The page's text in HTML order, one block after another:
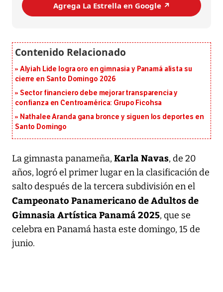
Agrega La Estrella en Google ↗️
Alyiah Lide logra oro en gimnasia y Panamá alista su
cierre en Santo Domingo 2026
Sector financiero debe mejorar transparencia y
confianza en Centroamérica: Grupo Ficohsa
Nathalee Aranda gana bronce y siguen los deportes en
Santo Domingo
La gimnasta panameña, Karla Navas, de 20
años, logró el primer lugar en la clasificación de
salto después de la tercera subdivisión en el
Campeonato Panamericano de Adultos de
Gimnasia Artística Panamá 2025, que se
celebra en Panamá hasta este domingo, 15 de
junio.